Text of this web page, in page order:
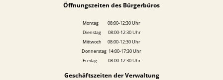
Öffnungszeiten des Bürgerbüros
Montag 08:00-12:30 Uhr
Dienstag 08:00-12:30 Uhr
Mittwoch 08:00-12:30 Uhr
Donnerstag 14:00-17:30 Uhr
Freitag 08:00-12:30 Uhr
Geschäftszeiten der Verwaltung